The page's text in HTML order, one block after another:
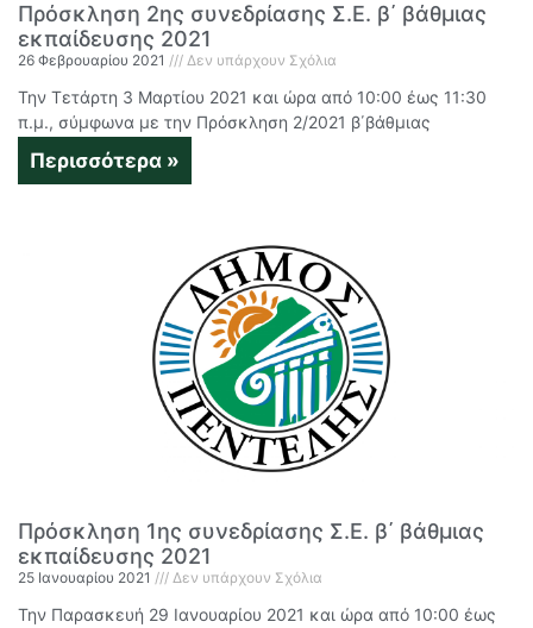
Πρόσκληση 2ης συνεδρίασης Σ.Ε. β΄ βάθμιας
εκπαίδευσης 2021
26 Φεβρουαρίου 2021 Δεν υπάρχουν Σχόλια
Την Τετάρτη 3 Μαρτίου 2021 και ώρα από 10:00 έως 11:30
π.μ., σύμφωνα με την Πρόσκληση 2/2021 β΄βάθμιας
Περισσότερα »
Πρόσκληση 1ης συνεδρίασης Σ.Ε. β΄ βάθμιας
εκπαίδευσης 2021
25 Ιανουαρίου 2021 Δεν υπάρχουν Σχόλια
Την Παρασκευή 29 Ιανουαρίου 2021 και ώρα από 10:00 έως